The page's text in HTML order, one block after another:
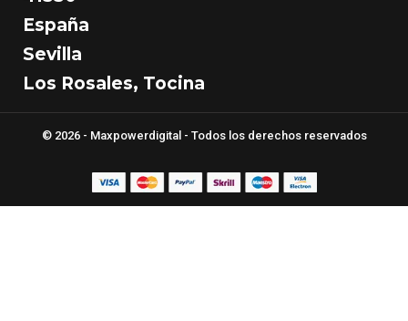
España
Sevilla
Los Rosales, Tocina
© 2026 - Maxpowerdigital - Todos los derechos reservados